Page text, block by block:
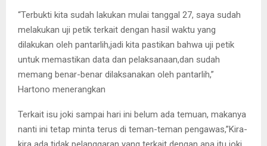
“Terbukti kita sudah lakukan mulai tanggal 27, saya sudah
melakukan uji petik terkait dengan hasil waktu yang
dilakukan oleh pantarlih,jadi kita pastikan bahwa uji petik
untuk memastikan data dan pelaksanaan,dan sudah
memang benar-benar dilaksanakan oleh pantarlih,”
Hartono menerangkan
Terkait isu joki sampai hari ini belum ada temuan, makanya
nanti ini tetap minta terus di teman-teman pengawas,”Kira-